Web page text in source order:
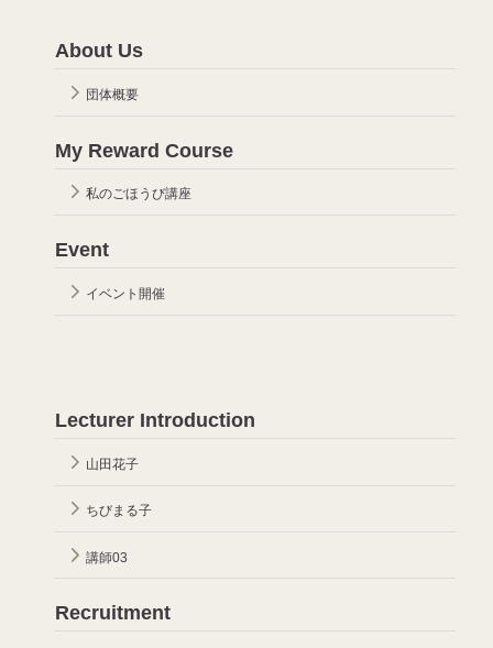
About Us
団体概要
My Reward Course
私のごほうび講座
Event
イベント開催
Lecturer Introduction
山田花子
ちびまる子
講師03
Recruitment